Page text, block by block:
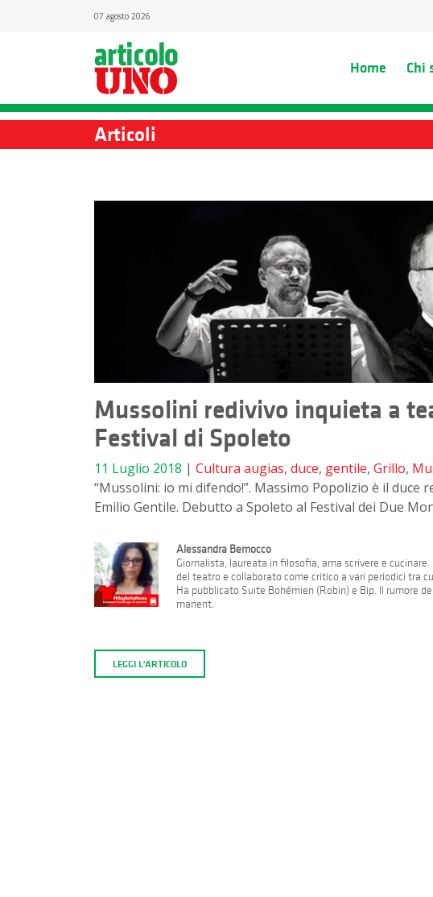
07 agosto 2026
Home Chi
Articoli
Mussolini redivivo inquieta a
Festival di Spoleto
11 Luglio 2018 | Cultura augias, duce, gentile, Grillo,
“Mussolini: io mi difendo!”. Massimo Popolizio è il duce
Emilio Gentile. Debutto a Spoleto al Festival dei Due
Alessandra Bernocco
Giornalista, laureata in filosofia, ama scrivere e
del teatro e collaborato come critico a vari periodici tra
Ha pubblicato Suite Bohémien (Robin) e Bip. Il rumore
manent.
LEGGI L'ARTICOLO